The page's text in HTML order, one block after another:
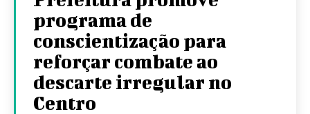
programa de
conscientização para
reforçar combate ao
descarte irregular no
Centro